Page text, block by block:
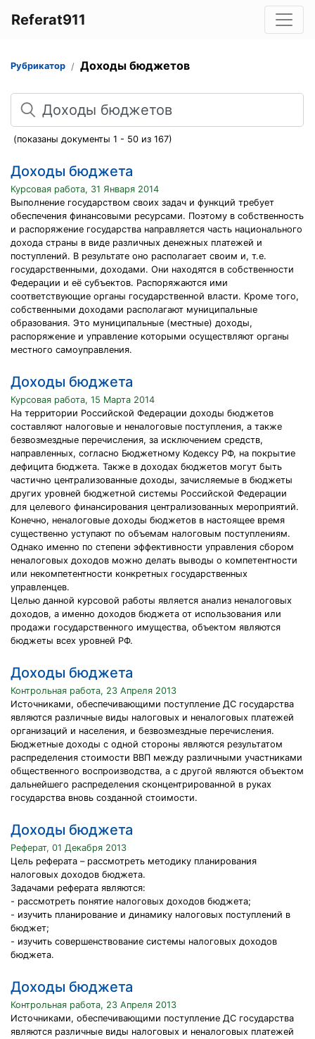
Referat911
Рубрикатор Доходы бюджетов
Поиск
(показаны документы 1 - 50 из 167)
Доходы бюджета
Курсовая работа, 31 Января 2014
Выполнение государством своих задач и функций требует
обеспечения финансовыми ресурсами. Поэтому в собственность
и распоряжение государства направляется часть национального
дохода страны в виде различных денежных платежей и
поступлений. В результате оно располагает своим и, т.е.
государственными, доходами. Они находятся в собственности
Федерации и её субъектов. Распоряжаются ими
соответствующие органы государственной власти. Кроме того,
собственными доходами располагают муниципальные
образования. Это муниципальные (местные) доходы,
распоряжение и управление которыми осуществляют органы
местного самоуправления.
Доходы бюджета
Курсовая работа, 15 Марта 2014
На территории Российской Федерации доходы бюджетов
составляют налоговые и неналоговые поступления, а также
безвозмездные перечисления, за исключением средств,
направленных, согласно Бюджетному Кодексу РФ, на покрытие
дефицита бюджета. Также в доходах бюджетов могут быть
частично централизованные доходы, зачисляемые в бюджеты
других уровней бюджетной системы Российской Федерации
для целевого финансирования централизованных мероприятий.
Конечно, неналоговые доходы бюджетов в настоящее время
существенно уступают по объемам налоговым поступлениям.
Однако именно по степени эффективности управления сбором
неналоговых доходов можно делать выводы о компетентности
или некомпетентности конкретных государственных
управленцев.
Целью данной курсовой работы является анализ неналоговых
доходов, а именно доходов бюджета от использования или
продажи государственного имущества, объектом являются
бюджеты всех уровней РФ.
Доходы бюджета
Контрольная работа, 23 Апреля 2013
Источниками, обеспечивающими поступление ДС государства
являются различные виды налоговых и неналоговых платежей
организаций и населения, и безвозмездные перечисления.
Бюджетные доходы с одной стороны являются результатом
распределения стоимости ВВП между различными участниками
общественного воспроизводства, а с другой являются объектом
дальнейшего распределения сконцентрированной в руках
государства вновь созданной стоимости.
Доходы бюджета
Реферат, 01 Декабря 2013
Цель реферата – рассмотреть методику планирования
налоговых доходов бюджета.
Задачами реферата являются:
- рассмотреть понятие налоговых доходов бюджета;
- изучить планирование и динамику налоговых поступлений в
бюджет;
- изучить совершенствование системы налоговых доходов
бюджета.
Доходы бюджета
Контрольная работа, 23 Апреля 2013
Источниками, обеспечивающими поступление ДС государства
являются различные виды налоговых и неналоговых платежей